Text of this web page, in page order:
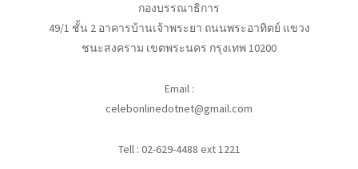
กองบรรณาธิการ
49/1 ชั้น 2 อาคารบ้านเจ้าพระยา ถนนพระอาทิตย์ แขวง
ชนะสงคราม เขตพระนคร กรุงเทพ 10200
Email :
celebonlinedotnet@gmail.com
Tell : 02-629-4488 ext 1221